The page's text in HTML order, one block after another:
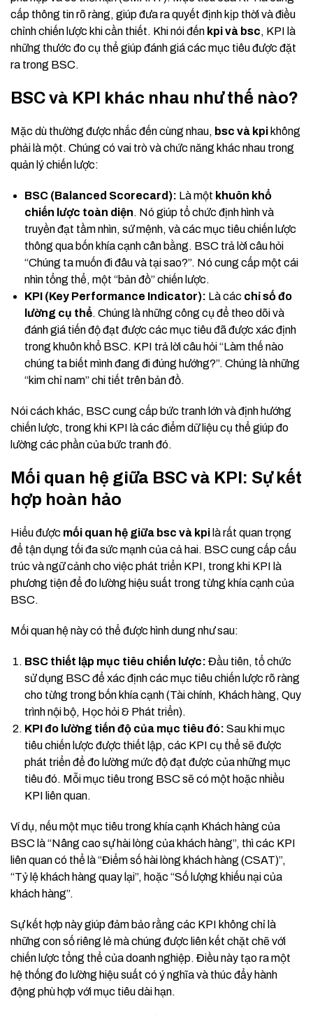
cấp thông tin rõ ràng, giúp đưa ra quyết định kịp thời và điều
chỉnh chiến lược khi cần thiết. Khi nói đến kpi và bsc, KPI là
những thước đo cụ thể giúp đánh giá các mục tiêu được đặt
ra trong BSC.
BSC và KPI khác nhau như thế nào?
Mặc dù thường được nhắc đến cùng nhau, bsc và kpi không
phải là một. Chúng có vai trò và chức năng khác nhau trong
quản lý chiến lược:
BSC (Balanced Scorecard): Là một khuôn khổ
chiến lược toàn diện. Nó giúp tổ chức định hình và
truyền đạt tầm nhìn, sứ mệnh, và các mục tiêu chiến lược
thông qua bốn khía cạnh cân bằng. BSC trả lời câu hỏi
“Chúng ta muốn đi đâu và tại sao?”. Nó cung cấp một cái
nhìn tổng thể, một “bản đồ” chiến lược.
KPI (Key Performance Indicator): Là các chỉ số đo
lường cụ thể. Chúng là những công cụ để theo dõi và
đánh giá tiến độ đạt được các mục tiêu đã được xác định
trong khuôn khổ BSC. KPI trả lời câu hỏi “Làm thế nào
chúng ta biết mình đang đi đúng hướng?”. Chúng là những
“kim chỉ nam” chi tiết trên bản đồ.
Nói cách khác, BSC cung cấp bức tranh lớn và định hướng
chiến lược, trong khi KPI là các điểm dữ liệu cụ thể giúp đo
lường các phần của bức tranh đó.
Mối quan hệ giữa BSC và KPI: Sự kết
hợp hoàn hảo
Hiểu được mối quan hệ giữa bsc và kpi là rất quan trọng
để tận dụng tối đa sức mạnh của cả hai. BSC cung cấp cấu
trúc và ngữ cảnh cho việc phát triển KPI, trong khi KPI là
phương tiện để đo lường hiệu suất trong từng khía cạnh của
BSC.
Mối quan hệ này có thể được hình dung như sau:
BSC thiết lập mục tiêu chiến lược: Đầu tiên, tổ chức
sử dụng BSC để xác định các mục tiêu chiến lược rõ ràng
cho từng trong bốn khía cạnh (Tài chính, Khách hàng, Quy
trình nội bộ, Học hỏi & Phát triển).
KPI đo lường tiến độ của mục tiêu đó: Sau khi mục
tiêu chiến lược được thiết lập, các KPI cụ thể sẽ được
phát triển để đo lường mức độ đạt được của những mục
tiêu đó. Mỗi mục tiêu trong BSC sẽ có một hoặc nhiều
KPI liên quan.
Ví dụ, nếu một mục tiêu trong khía cạnh Khách hàng của
BSC là “Nâng cao sự hài lòng của khách hàng”, thì các KPI
liên quan có thể là “Điểm số hài lòng khách hàng (CSAT)”,
“Tỷ lệ khách hàng quay lại”, hoặc “Số lượng khiếu nại của
khách hàng”.
Sự kết hợp này giúp đảm bảo rằng các KPI không chỉ là
những con số riêng lẻ mà chúng được liên kết chặt chẽ với
chiến lược tổng thể của doanh nghiệp. Điều này tạo ra một
hệ thống đo lường hiệu suất có ý nghĩa và thúc đẩy hành
động phù hợp với mục tiêu dài hạn.